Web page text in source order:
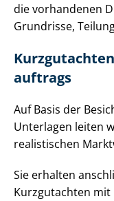
die vorhandenen
Grundrisse,
auf­trags
Auf Basis der
Unterlagen leiten
realistischen
Sie erhalten
Kurzgutachten mit